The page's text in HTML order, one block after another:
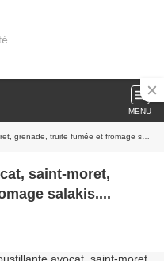
MENU
truite fumée et fromage salakis....
saint-moret,
salakis....